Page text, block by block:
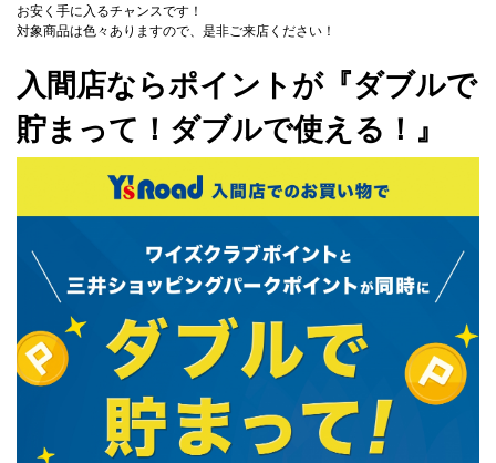
お安く手に入るチャンスです！
対象商品は色々ありますので、是非ご来店ください！
入間店ならポイントが『ダブルで
貯まって！ダブルで使える！』